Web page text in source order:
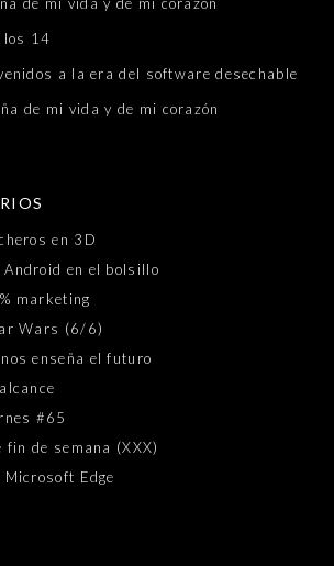
los 14
a la era del software desechable
de mi vida y de mi corazón
en 3D
Android en el bolsillo
marketing
Wars (6/6)
enseña el futuro
#65
fin de semana (XXX)
Microsoft Edge